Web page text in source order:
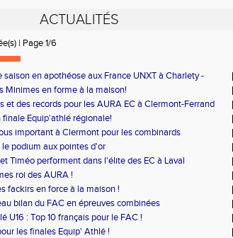
ACTUALITÉS
| Page 1/6
saison en apothéose aux France UNXT à Charlety -
Minimes en forme à la maison!
et des records pour les AURA EC à Clermont-Ferrand
finale Equip'athlé régionale!
important à Clermont pour les combinards
podium aux pointes d'or
Timéo performent dans l'élite des EC à Laval
roi des AURA !
fackirs en force à la maison !
bilan du FAC en épreuves combinées
U16 : Top 10 français pour le FAC !
les finales Equip' Athlé !